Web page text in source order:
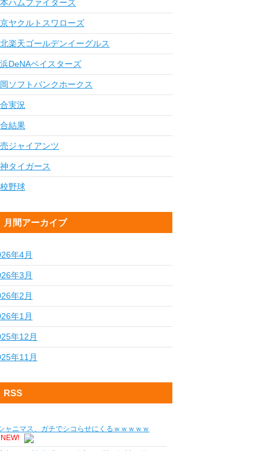
ハムファイターズ
ヤクルトスワローズ
楽天ゴールデンイーグルス
DeNAベイスターズ
ソフトバンクホークス
実況
結果
ジャイアンツ
タイガース
野球
月間アーカイブ
年4月
年3月
年2月
年1月
年12月
年11月
RSS
ャニマス、ガチでシコらせにくるｗｗｗｗｗ
NEW!